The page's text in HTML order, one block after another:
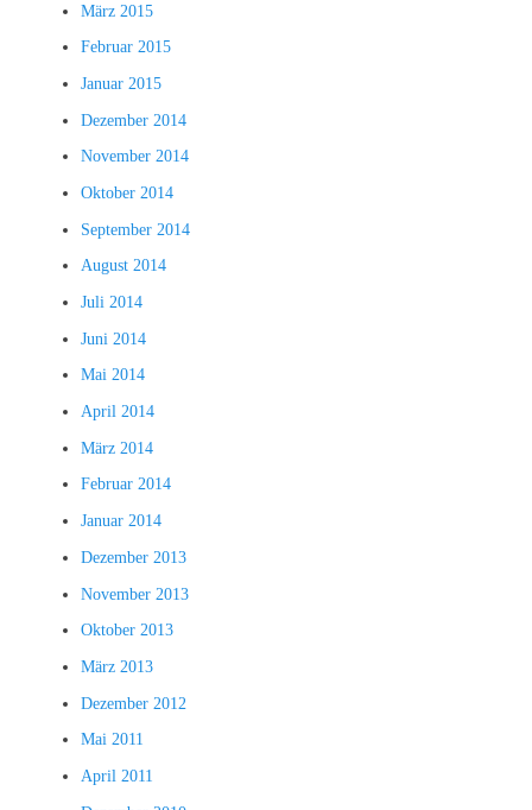
März 2015
Februar 2015
Januar 2015
Dezember 2014
November 2014
Oktober 2014
September 2014
August 2014
Juli 2014
Juni 2014
Mai 2014
April 2014
März 2014
Februar 2014
Januar 2014
Dezember 2013
November 2013
Oktober 2013
März 2013
Dezember 2012
Mai 2011
April 2011